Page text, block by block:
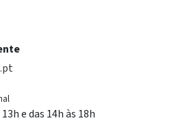
e das 14h às 18h